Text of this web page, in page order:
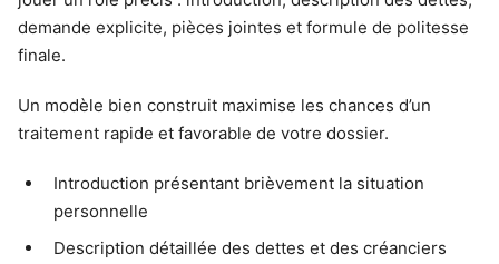
demande explicite, pièces jointes et formule de politesse
finale.
Un modèle bien construit maximise les chances d’un
traitement rapide et favorable de votre dossier.
Introduction présentant brièvement la situation
personnelle
Description détaillée des dettes et des créanciers